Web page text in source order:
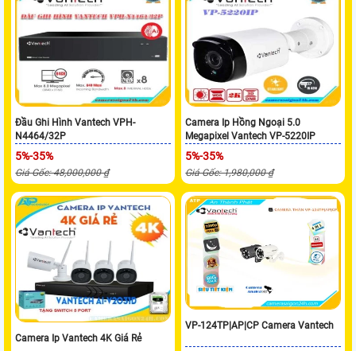
Đầu Ghi Hình Vantech VPH-
N4464/32P
5%-35%
Giá Gốc: 48,000,000 ₫
Camera Ip Hồng Ngoại 5.0
Megapixel Vantech VP-5220IP
5%-35%
Giá Gốc: 1,980,000 ₫
Camera Ip Vantech 4K Giá Rẻ
VP-124TP|AP|CP Camera Vantech